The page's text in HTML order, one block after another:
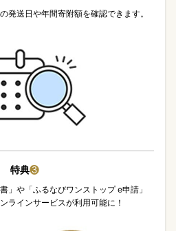
発送日や年間寄附額を確認できます。
特典❸
」や「ふるなびワンストップ e申請」
ラインサービスが利用可能に！